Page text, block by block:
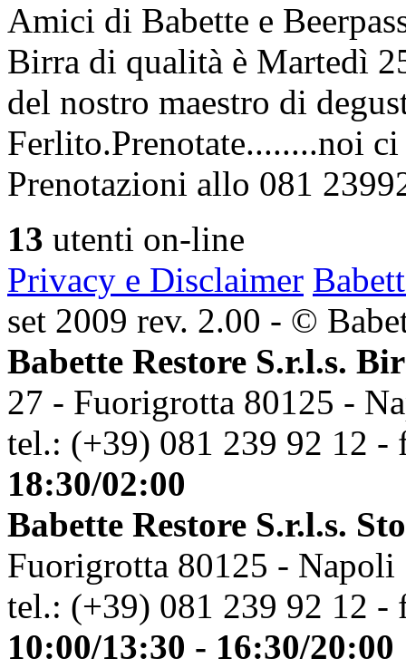
Amici di Babette e
Birra di qualità è Martedì
del nostro maestro di
Ferlito.Prenotate........noi
Prenotazioni allo 081
13 utenti on-line
Privacy e Disclaimer
set 2009 rev. 2.00 - ©
Babette Restore S.r.l.s.
27 - Fuorigrotta 80125 -
tel.: (+39) 081 239 92 12 -
18:30/02:00
Babette Restore S.r.l.s.
Fuorigrotta 80125 - Napoli
tel.: (+39) 081 239 92 12 -
10:00/13:30 - 16:30/20:00